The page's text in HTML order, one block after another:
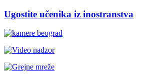
Ugostite učenika iz inostranstva